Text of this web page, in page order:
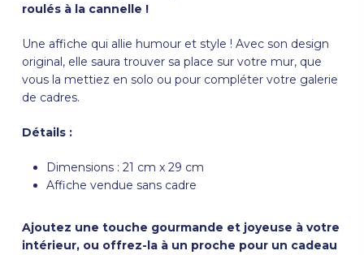
roulés à la cannelle !
Une affiche qui allie humour et style ! Avec son design
original, elle saura trouver sa place sur votre mur, que
vous la mettiez en solo ou pour compléter votre galerie
de cadres.
Détails :
Dimensions : 21 cm x 29 cm
Affiche vendue sans cadre
Ajoutez une touche gourmande et joyeuse à votre
intérieur, ou offrez-la à un proche pour un cadeau